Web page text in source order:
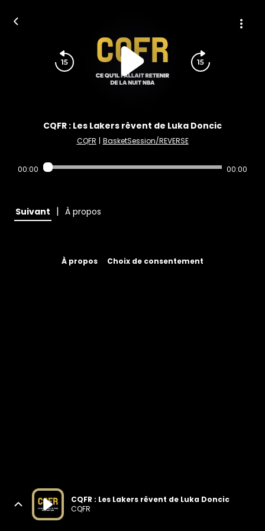
CQFR : Les Lakers rêvent de Luka Doncic
CQFR | BasketSession/REVERSE
00:00 00:00
Suivant | À propos
À propos Choix de consentement
CQFR : Les Lakers rêvent de Luka Doncic
CQFR